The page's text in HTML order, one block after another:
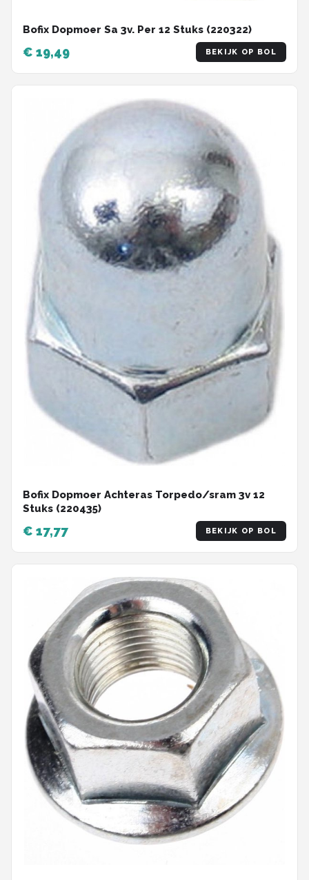
Bofix Dopmoer Sa 3v. Per 12 Stuks (220322)
€ 19,49 BEKIJK OP BOL
Bofix Dopmoer Achteras Torpedo/sram 3v 12
Stuks (220435)
€ 17,77 BEKIJK OP BOL